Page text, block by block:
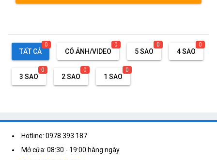
TẤT CẢ
0
CÓ ẢNH/VIDEO
0
5 SAO
0
4 SAO
0
3 SAO
0
2 SAO
0
1 SAO
0
Hotline: 0978 393 187
Mở cửa: 08:30 - 19:00 hàng ngày